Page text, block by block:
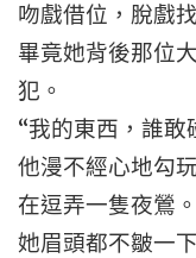
吻戲借位，脫戲
畢竟她背後那位
犯。
“我的東西，誰敢
他漫不經心地勾
在逗弄一隻夜鶯。
她眉頭都不皺一